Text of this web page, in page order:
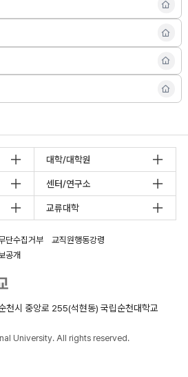
바로
홈페
이지
바로
과학
전공
홈페
바로
가기
바이
오한
약자
원학
전공
바로
가기
국제
농축
산학
과
홈페
이지
대학/대학원
센터/연구소
교류대학
단수집거부
교직원행동강령
공개
시 중앙로 255(석현동) 국립순천대학교
University. All rights reserved.